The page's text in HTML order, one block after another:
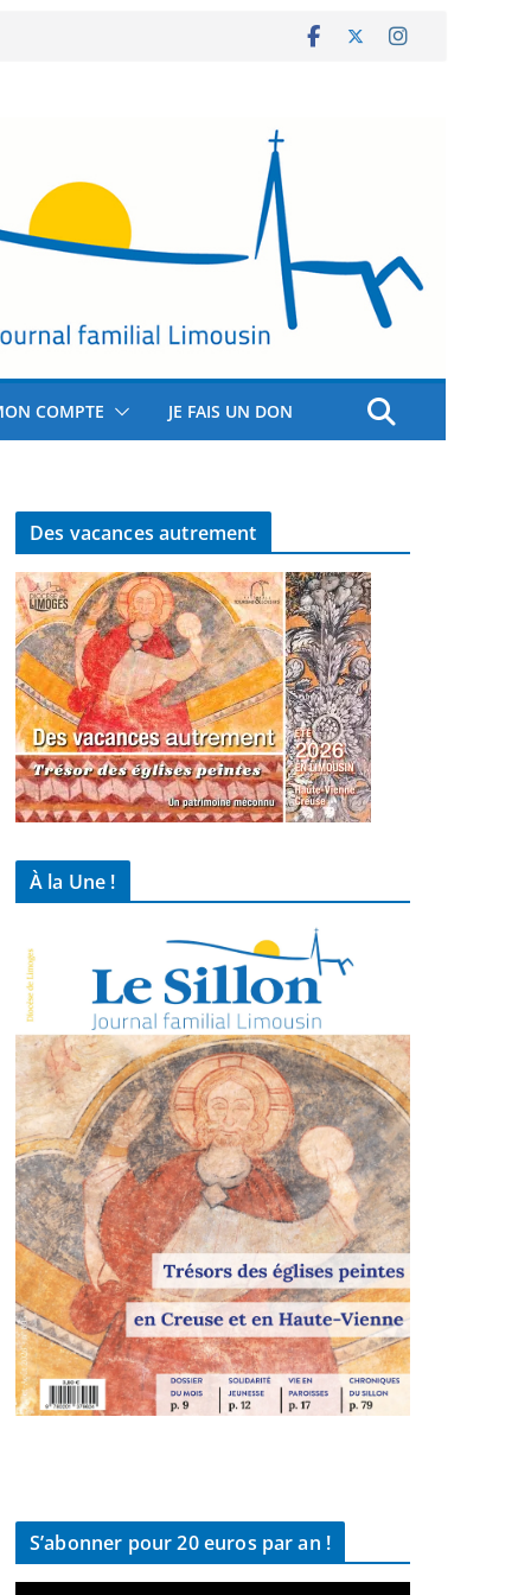
COMPTE JE FAIS UN DON
Des vacances autrement
À la Une !
S’abonner pour 20 euros par an !